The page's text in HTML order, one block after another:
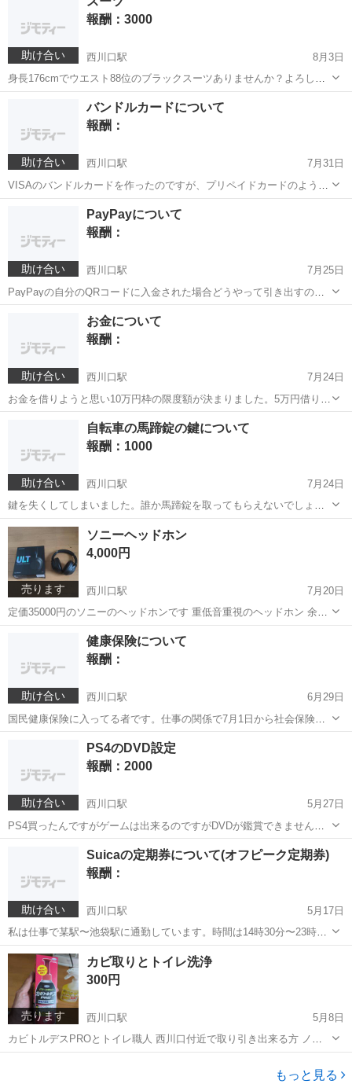
助け合い
報酬：3000
西川口駅
8月3日
身長176cmでウエスト88位のブラックスーツありませんか？よろしく
お願いします
西川口駅 買いたい/ください
助け合い
バンドルカードについて
報酬：
西川口駅
7月31日
VISAのバンドルカードを作ったのですが、プリペイドカードのようで
すが入金は何処でするのですか？署名もするそうですが面倒だと思う
助け合い
PayPayについて
報酬：
西川口駅
7月25日
PayPayの自分のQRコードに入金された場合どうやって引き出すので
すか？口座番号・暗証番号必要ですか？
西川口駅
助け合い
お金について
報酬：
西川口駅
7月24日
お金を借りようと思い10万円枠の限度額が決まりました。5万円借りる
と1万円利子がつくそうです。これは闇金ですか？
西川口駅 教えて
助け合い
自転車の馬蹄錠の鍵について
報酬：1000
西川口駅
7月24日
鍵を失くしてしまいました。誰か馬蹄錠を取ってもらえないでしょう
か？よろしくご検討の程お願い致します。
埼玉 川口市
売ります
ソニーヘッドホン
4,000円
西川口駅
7月20日
定価35000円のソニーのヘッドホンです 重低音重視のヘッドホン 余り
使用してないので綺麗です 保証書付きです 西川口付近で取り引き出来
る方 ノークレーム・ノーリターンでお願いします
西川口駅
助け合い
健康保険について
報酬：
西川口駅
6月29日
国民健康保険に入ってる者です。仕事の関係で7月1日から社会保険に
切り替わるのですが、被保険者資格証明書と言うのをもらいました。
まだマイナンバーに資格登録が確定されてません。資格登録されるま
で被保険者資格証明書を使って欲しいと...
教えて
助け合い
PS4のDVD設定
報酬：2000
西川口駅
5月27日
PS4買ったんですがゲームは出来るのですがDVDが鑑賞できません。
光インターネットに今日工事しました。自宅まで来て設定してくれる
人誰かいませんか？ホントに困っています。よろしくお願いします。
西川口駅 教えて
助け合い
Suicaの定期券について(オフピーク定期券)
報酬：
西川口駅
5月17日
私は仕事で某駅〜池袋駅に通勤しています。時間は14時30分〜23時で
す。インターネットで調べたらオフ通勤定期券があることを知りまし
た。スマホのアプリで調べたらオフピーク定期券が断然安いのです。
普通の定期券よりも安いのでオフピ...
埼玉 川口市 西川口駅 教えて インターネット
売ります
カビ取りとトイレ洗浄
300円
西川口駅
5月8日
カビトルデスPROとトイレ職人 西川口付近で取り引き出来る方 ノー
クレーム・ノーリターンでお願い致します 気に入らなければキャンセ
もっと見る